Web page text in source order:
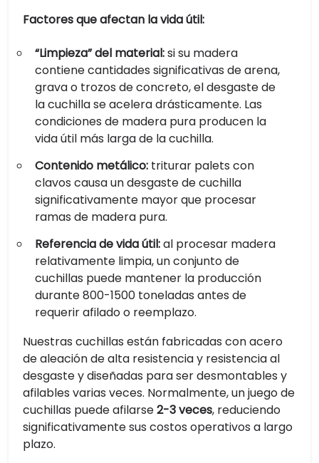
Factores que afectan la vida útil:
“Limpieza” del material:si su madera
contiene cantidades significativas de arena,
grava o trozos de concreto, el desgaste de
la cuchilla se acelera drásticamente. Las
condiciones de madera pura producen la
vida útil más larga de la cuchilla.
Contenido metálico: triturar palets con
clavos causa un desgaste de cuchilla
significativamente mayor que procesar
ramas de madera pura.
Referencia de vida útil:al procesar madera
relativamente limpia, un conjunto de
cuchillas puede mantener la producción
durante 800-1500 toneladas antes de
requerir afilado o reemplazo.
Nuestras cuchillas están fabricadas con acero
de aleación de alta resistencia y resistencia al
desgaste y diseñadas para ser desmontables y
afilables varias veces. Normalmente, un juego de
cuchillas puede afilarse2-3 veces, reduciendo
significativamente sus costos operativos a largo
plazo.